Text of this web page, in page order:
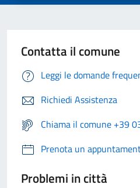
Contatta il comune
Leggi le domande
Richiedi Assistenza
Chiama il comune +39
Prenota un
Problemi in città